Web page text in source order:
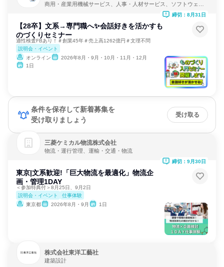
商用・産業用機械サービス、人事・人材サービス、ソフトウェア
【28卒】文系→専門職へ✨会話好きを活かすも
のづくりセミナー
適性検査FBあり！＃創業45年＃売上高1262億円＃文理不問
説明会・イベント
オンライン
2026年8月・9月・10月・11月・12月
1日
締切：8月31日
条件を保存して新着募集を
受け取りましょう
受け取る
三菱ケミカル物流株式会社
物流・運行管理、運輸・交通・物流
東京|文系歓迎!「巨大物流を最適化」物流企
画・管理1DAY
＜参加特典付＞8月25日、9月2日
説明会・イベント
仕事体験
東京都
2026年8月・9月 1日
締切：9月30日
株式会社東洋工藝社
建築設計